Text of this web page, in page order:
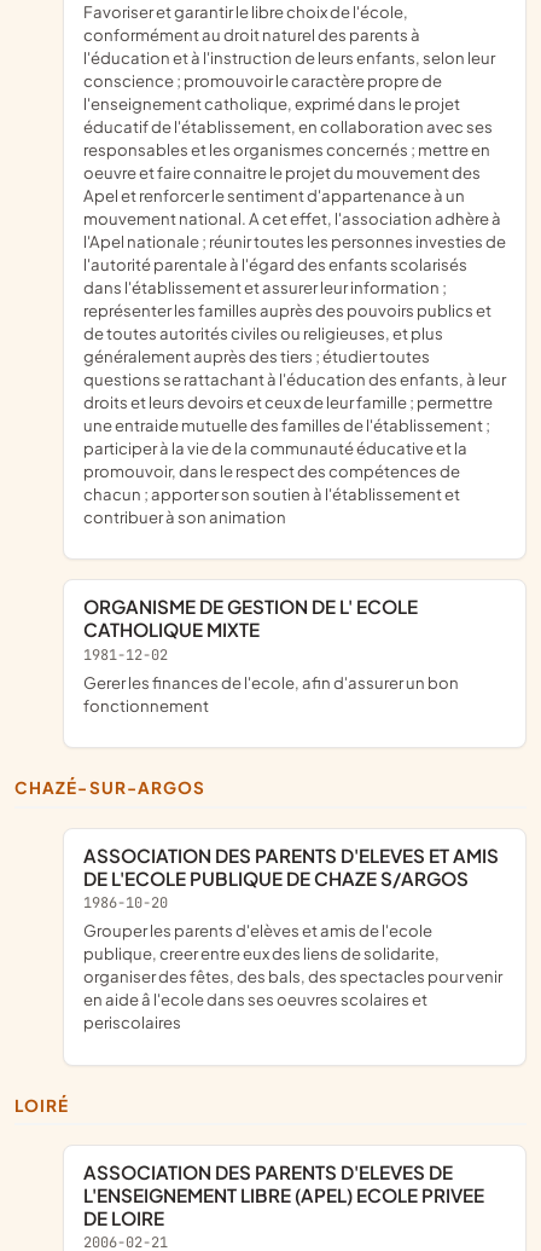
favoriser et garantir le libre choix de l'école,
conformément au droit naturel des parents à
l'éducation et à l'instruction de leurs enfants, selon leur
conscience ; promouvoir le caractère propre de
l'enseignement catholique, exprimé dans le projet
éducatif de l'établissement, en collaboration avec ses
responsables et les organismes concernés ; mettre en
oeuvre et faire connaitre le projet du mouvement des
Apel et renforcer le sentiment d'appartenance à un
mouvement national. A cet effet, l'association adhère à
l'Apel nationale ; réunir toutes les personnes investies de
l'autorité parentale à l'égard des enfants scolarisés
dans l'établissement et assurer leur information ;
représenter les familles auprès des pouvoirs publics et
de toutes autorités civiles ou religieuses, et plus
généralement auprès des tiers ; étudier toutes
questions se rattachant à l'éducation des enfants, à leur
droits et leurs devoirs et ceux de leur famille ; permettre
une entraide mutuelle des familles de l'établissement ;
participer à la vie de la communauté éducative et la
promouvoir, dans le respect des compétences de
chacun ; apporter son soutien à l'établissement et
contribuer à son animation
ORGANISME DE GESTION DE L' ECOLE
CATHOLIQUE MIXTE
1981-12-02
gerer les finances de l'ecole, afin d'assurer un bon
fonctionnement
CHAZÉ-SUR-ARGOS
ASSOCIATION DES PARENTS D'ELEVES ET AMIS
DE L'ECOLE PUBLIQUE DE CHAZE S/ARGOS
1986-10-20
grouper les parents d'elèves et amis de l'ecole
publique, creer entre eux des liens de solidarite,
organiser des fêtes, des bals, des spectacles pour venir
en aide â l'ecole dans ses oeuvres scolaires et
periscolaires
LOIRÉ
ASSOCIATION DES PARENTS D'ELEVES DE
L'ENSEIGNEMENT LIBRE (APEL) ECOLE PRIVEE
DE LOIRE
2006-02-21